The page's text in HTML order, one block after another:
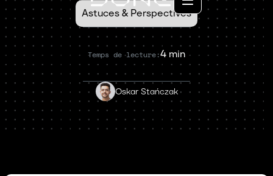
Astuces & Perspectives
Temps de lecture:4 min
Oskar Stańczak